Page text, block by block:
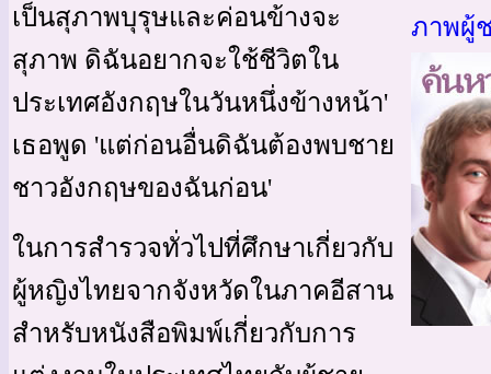
เป็นสุภาพบุรุษและค่อนข้างจะ
สุภาพ ดิฉันอยากจะใช้ชีวิตใน
ประเทศอังกฤษในวันหนึ่งข้างหน้า'
เธอพูด 'แต่ก่อนอื่นดิฉันต้องพบชาย
ชาวอังกฤษของฉันก่อน'
ในการสำรวจทั่วไปที่ศึกษาเกี่ยวกับ
ผู้หญิงไทยจากจังหวัดในภาคอีสาน
สำหรับหนังสือพิมพ์เกี่ยวกับการ
ภาพผู้